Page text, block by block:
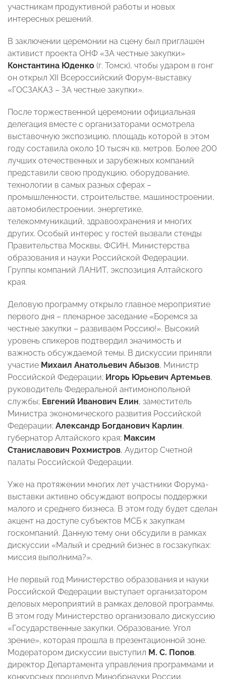
участникам продуктивной работы и новых
интересных решений.
В заключении церемонии на сцену был приглашен
активист проекта ОНФ «ЗА честные закупки»
Константина Юденко (г. Томск), чтобы ударом в гонг
он открыл XII Всероссийский Форум-выставку
«ГОСЗАКАЗ – ЗА честные закупки».
После торжественной церемонии официальная
делегация вместе с организаторами осмотрела
выставочную экспозицию, площадь которой в этом
году составила около 10 тысяч кв. метров. Более 200
лучших отечественных и зарубежных компаний
представили свою продукцию, оборудование,
технологии в самых разных сферах –
промышленности, строительстве, машиностроении,
автомобилестроении, энергетике,
телекоммуникаций, здравоохранения и многих
других. Особый интерес у гостей вызвали стенды
Правительства Москвы, ФСИН, Министерства
образования и науки Российской Федерации,
Группы компаний ЛАНИТ, экспозиция Алтайского
края.
Деловую программу открыло главное мероприятие
первого дня – пленарное заседание «Боремся за
честные закупки – развиваем Россию!». Высокий
уровень спикеров подтвердил значимость и
важность обсуждаемой темы. В дискуссии приняли
участие Михаил Анатольевич Абызов, Министр
Российской Федерации; Игорь Юрьевич Артемьев,
руководитель Федеральной антимонопольной
службы; Евгений Иванович Елин, заместитель
Министра экономического развития Российской
Федерации; Александр Богданович Карлин,
губернатор Алтайского края; Максим
Станиславович Рохмистров, Аудитор Счетной
палаты Российской Федерации.
Уже на протяжении многих лет участники Форума-
выставки активно обсуждают вопросы поддержки
малого и среднего бизнеса. В этом году будет сделан
акцент на доступе субъектов МСБ к закупкам
госкомпаний. Данную тему они обсудили в рамках
дискуссии «Малый и средний бизнес в госзакупках:
миссия выполнима?».
Не первый год Министерство образования и науки
Российской Федерации выступает организатором
деловых мероприятий в рамках деловой программы.
В этом году Министерство организовало дискуссию
«Государственные закупки. Образование. Угол
зрение», которая прошла в презентационной зоне.
Модератором дискуссии выступил М. С. Попов,
директор Департамента управления программами и
конкурсных процедур Минобрнауки России.